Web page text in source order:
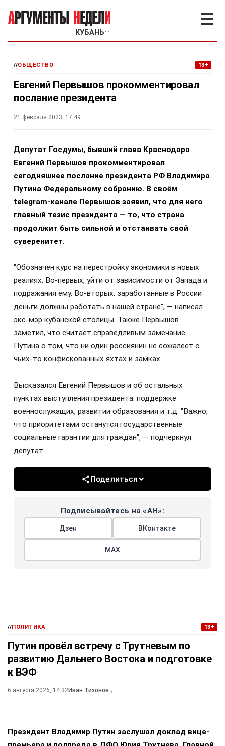
КУБАНЬ﹀
☰
//ОБЩЕСТВО 13+
Евгений Первышов прокомментировал
послание президента
21 февраля 2023, 17:49
Депутат Госдумы, бывший глава Краснодара
Евгений Первышов прокомментировал
сегодняшнее послание президента РФ Владимира
Путина Федеральному собранию. В своём
telegram-канале Первышов заявил, что для него
главный тезис президента — то, что страна
продолжит быть сильной и отстаивать свой
суверенитет.
"Обозначен курс на перестройку экономики в новых
реалиях. Во-первых, уйти от зависимости от Запада и
подражания ему. Во-вторых, заработанные в России
деньги должны работать в нашей стране", — написал
экс-мэр кубанской столицы. Также Первышов
заметил, что считает справедливым замечание
Путина о том, что ни один россиянин не сожалеет о
чьих-то конфискованных яхтах и замках.
Высказался Евгений Первышов и об остальных
пунктах выступления президента: поддержке
военнослужащих, развитии образования и т.д. "Важно,
что приоритетами останутся государственные
социальные гарантии для граждан", — подчеркнул
депутат.
Поделиться
Подписывайтесь на «АН»:
Дзен ВКонтакте
МАХ
//ПОЛИТИКА 13+
Путин провёл встречу с Трутневым по
развитию Дальнего Востока и подготовке
к ВЭФ
6 августа 2026, 14:32Иван Тихонов ,